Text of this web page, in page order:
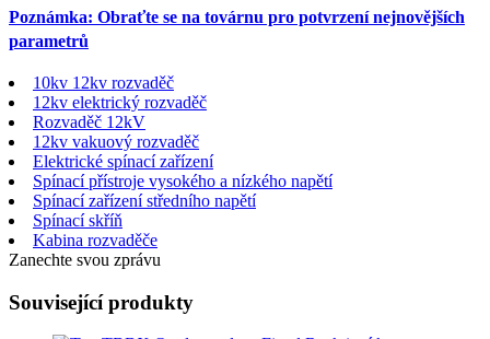
Poznámka: Obraťte se na továrnu pro potvrzení nejnovějších
parametrů
10kv 12kv rozvaděč
12kv elektrický rozvaděč
Rozvaděč 12kV
12kv vakuový rozvaděč
Elektrické spínací zařízení
Spínací přístroje vysokého a nízkého napětí
Spínací zařízení středního napětí
Spínací skříň
Kabina rozvaděče
Zanechte svou zprávu
Související produkty